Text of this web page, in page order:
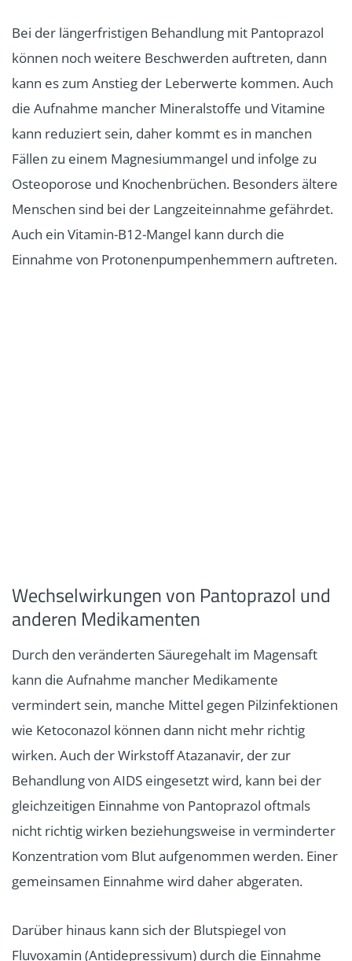
Bei der längerfristigen Behandlung mit Pantoprazol
können noch weitere Beschwerden auftreten, dann
kann es zum Anstieg der Leberwerte kommen. Auch
die Aufnahme mancher Mineralstoffe und Vitamine
kann reduziert sein, daher kommt es in manchen
Fällen zu einem Magnesiummangel und infolge zu
Osteoporose und Knochenbrüchen. Besonders ältere
Menschen sind bei der Langzeiteinnahme gefährdet.
Auch ein Vitamin-B12-Mangel kann durch die
Einnahme von Protonenpumpenhemmern auftreten.
Wechselwirkungen von Pantoprazol und
anderen Medikamenten
Durch den veränderten Säuregehalt im Magensaft
kann die Aufnahme mancher Medikamente
vermindert sein, manche Mittel gegen Pilzinfektionen
wie Ketoconazol können dann nicht mehr richtig
wirken. Auch der Wirkstoff Atazanavir, der zur
Behandlung von AIDS eingesetzt wird, kann bei der
gleichzeitigen Einnahme von Pantoprazol oftmals
nicht richtig wirken beziehungsweise in verminderter
Konzentration vom Blut aufgenommen werden. Einer
gemeinsamen Einnahme wird daher abgeraten.
Darüber hinaus kann sich der Blutspiegel von
Fluvoxamin (Antidepressivum) durch die Einnahme